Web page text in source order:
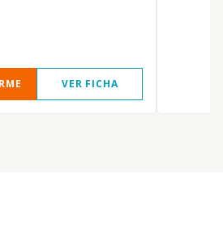
VER FICHA